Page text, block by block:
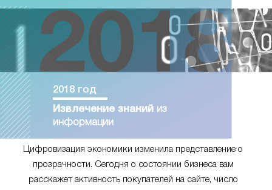
2018 год
Извлечение знаний из
информации
Цифровизация экономики изменила представление о
прозрачности. Сегодня о состоянии бизнеса вам
расскажет активность покупателей на сайте, число